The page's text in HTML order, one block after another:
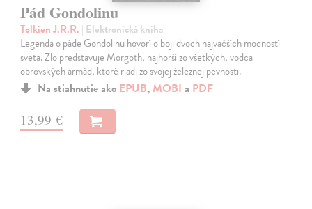
Pád Gondolinu
Tolkien J.R.R. | Elektronická kniha
Legenda o páde Gondolinu hovorí o boji dvoch najväčších mocností
sveta. Zlo predstavuje Morgoth, najhorší zo všetkých, vodca
obrovských armád, ktoré riadi zo svojej železnej pevnosti.
Na stiahnutie ako EPUB, MOBI a PDF
13,99 €